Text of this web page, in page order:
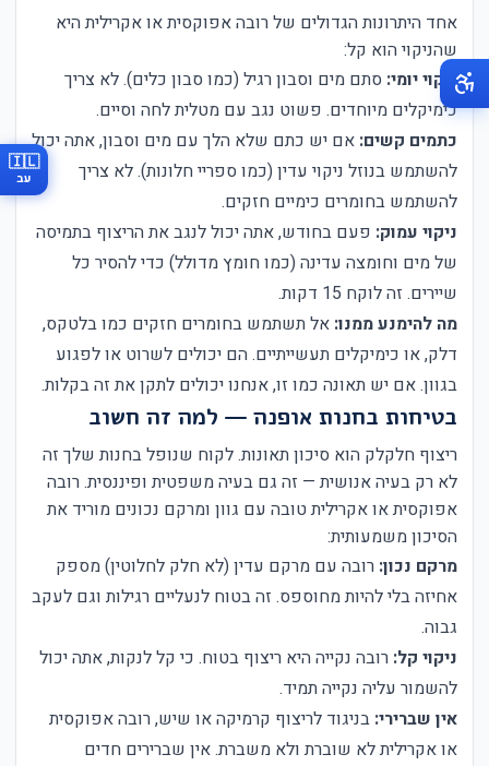
אחד היתרונות הגדולים של רובה אפוקסית או אקרילית היא
שהניקוי הוא קל:
ניקוי יומי: סתם מים וסבון רגיל (כמו סבון כלים). לא צריך
כימיקלים מיוחדים. פשוט נגב עם מטלית לחה וסיים.
כתמים קשים: אם יש כתם שלא הלך עם מים וסבון, אתה יכול
להשתמש בנוזל ניקוי עדין (כמו ספריי חלונות). לא צריך
להשתמש בחומרים כימיים חזקים.
ניקוי עמוק: פעם בחודש, אתה יכול לנגב את הריצוף בתמיסה
של מים וחומצה עדינה (כמו חומץ מדולל) כדי להסיר כל
שיירים. זה לוקח 15 דקות.
מה להימנע ממנו: אל תשתמש בחומרים חזקים כמו בלטקס,
דלק, או כימיקלים תעשייתיים. הם יכולים לשרוט או לפגוע
בגוון. אם יש תאונה כמו זו, אנחנו יכולים לתקן את זה בקלות.
בטיחות בחנות אופנה — למה זה חשוב
ריצוף חלקלק הוא סיכון תאונות. לקוח שנופל בחנות שלך זה
לא רק בעיה אנושית — זה גם בעיה משפטית ופיננסית. רובה
אפוקסית או אקרילית טובה עם גוון ומרקם נכונים מוריד את
הסיכון משמעותית:
מרקם נכון: רובה עם מרקם עדין (לא חלק לחלוטין) מספק
אחיזה בלי להיות מחוספס. זה בטוח לנעליים רגילות וגם לעקב
גבוה.
ניקוי קל: רובה נקייה היא ריצוף בטוח. כי קל לנקות, אתה יכול
להשמור עליה נקייה תמיד.
אין שברירי: בניגוד לריצוף קרמיקה או שיש, רובה אפוקסית
או אקרילית לא שוברת ולא משברת. אין שברירים חדים
🇮🇱
עב